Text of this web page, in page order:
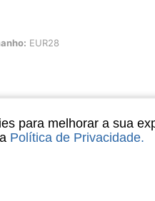
EUR28
para melhorar a sua
Política de Privacidade.